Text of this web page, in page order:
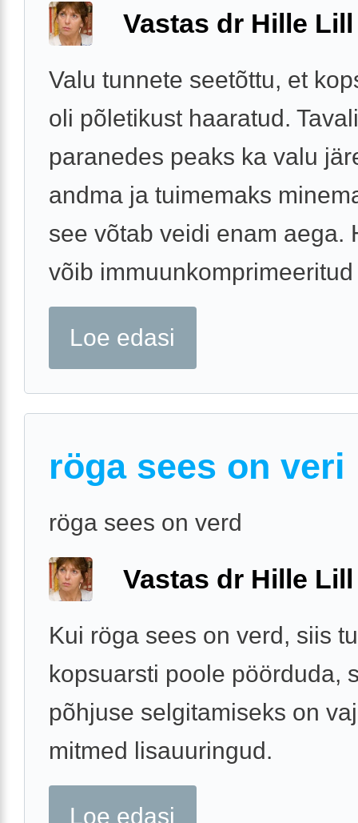
Vastas dr Hille Lill
Valu tunnete seetõttu, et
oli põletikust haaratud.
paranedes peaks ka valu
andma ja tuimemaks
see võtab veidi enam aega.
võib immuunkomprimeeritud
Loe edasi
röga sees on veri
röga sees on verd
Vastas dr Hille Lill
Kui röga sees on verd, siis
kopsuarsti poole pöörduda,
põhjuse selgitamiseks on
mitmed lisauuringud.
Loe edasi